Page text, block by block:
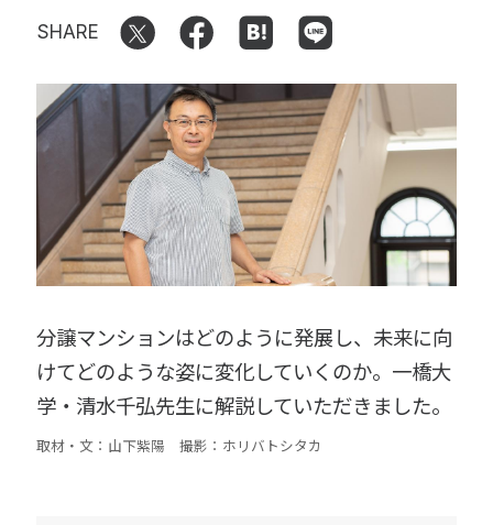
SHARE
分譲マンションはどのように発展し、未来に向
けてどのような姿に変化していくのか。一橋大
学・清水千弘先生に解説していただきました。
取材・文：山下紫陽 撮影：ホリバトシタカ